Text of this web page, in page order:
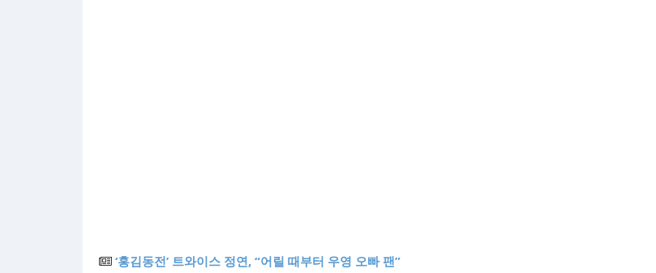
‘홍김동전’ 트와이스 정연, “어릴 때부터 우영 오빠 팬”